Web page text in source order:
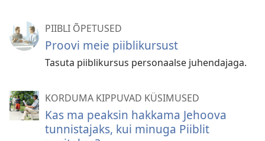
PIIBLI ÕPETUSED
Proovi meie piiblikursust
Tasuta piiblikursus personaalse juhendajaga.
KORDUMA KIPPUVAD KÜSIMUSED
Kas ma peaksin hakkama Jehoova
tunnistajaks, kui minuga Piiblit